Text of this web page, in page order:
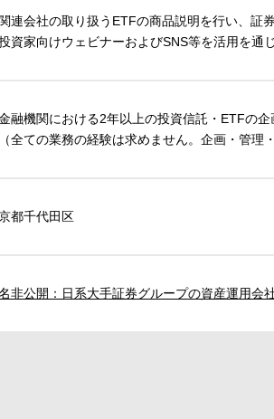
連会社の取り扱うETFの商品説明を行い、証
資家向けウェビナーおよびSNS等を活用を通
融機関における2年以上の投資信託・ETFの
ての業務の経験は求めません。企画・管理
都千代田区
非公開：日系大手証券グループの資産運用会